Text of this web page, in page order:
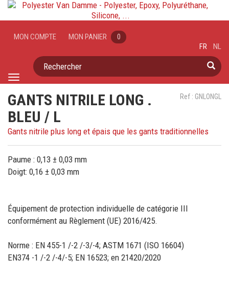
Toggle
MON COMPTE MON PANIER 0
Rechercher
FR NL
Ref : GNLONGL
GANTS NITRILE LONG .
BLEU / L
Gants nitrile plus long et épais que les gants traditionnelles
Paume : 0,13 ± 0,03 mm
Doigt: 0,16 ± 0,03 mm
Équipement de protection individuelle de catégorie III
conformément au Règlement (UE) 2016/425.
Norme : EN 455-1 /-2 /-3/-4; ASTM 1671 (ISO 16604)
EN374 -1 /-2 /-4/-5; EN 16523; en 21420/2020